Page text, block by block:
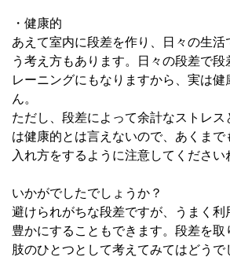
・健康的
あえて室内に段差を作り、日々の生活
う考え方もあります。日々の段差で段
レーニングにもなりますから、実は
ん。
ただし、段差によって余計なストレス
は健康的とは言えないので、あくまで
入れ方をするように注意してください
いかがでしたでしょうか？
避けられがちな段差ですが、うまく利
豊かにすることもできます。段差を取
肢のひとつとして考えてみてはどうで